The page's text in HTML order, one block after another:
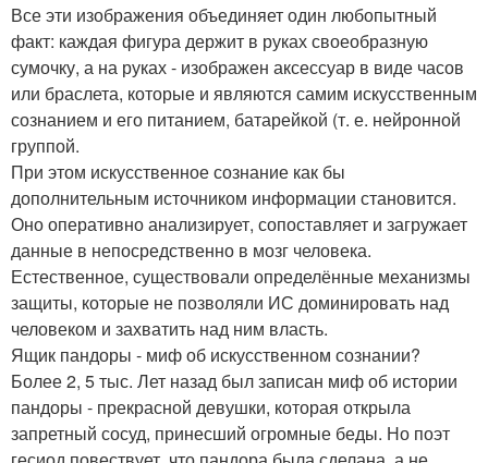
Все эти изображения объединяет один любопытный
факт: каждая фигура держит в руках своеобразную
сумочку, а на руках - изображен аксессуар в виде часов
или браслета, которые и являются самим искусственным
сознанием и его питанием, батарейкой (т. е. нейронной
группой.
При этом искусственное сознание как бы
дополнительным источником информации становится.
Оно оперативно анализирует, сопоставляет и загружает
данные в непосредственно в мозг человека.
Естественное, существовали определённые механизмы
защиты, которые не позволяли ИС доминировать над
человеком и захватить над ним власть.
Ящик пандоры - миф об искусственном сознании?
Более 2, 5 тыс. Лет назад был записан миф об истории
пандоры - прекрасной девушки, которая открыла
запретный сосуд, принесший огромные беды. Но поэт